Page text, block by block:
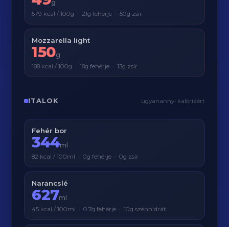
g
579 kcal / 100g · 21g fehérje · 50g zsír
Mozzarella light
150g
188 kcal / 100g · 18g fehérje · 13g zsír
ITALOK ugyanannyi kalóriáért
Fehér bor
344ml
82 kcal / 100ml · 0g fehérje · 0g zsír
Narancslé
627ml
45 kcal / 100ml · 0.7g fehérje · 10g szénhidrát